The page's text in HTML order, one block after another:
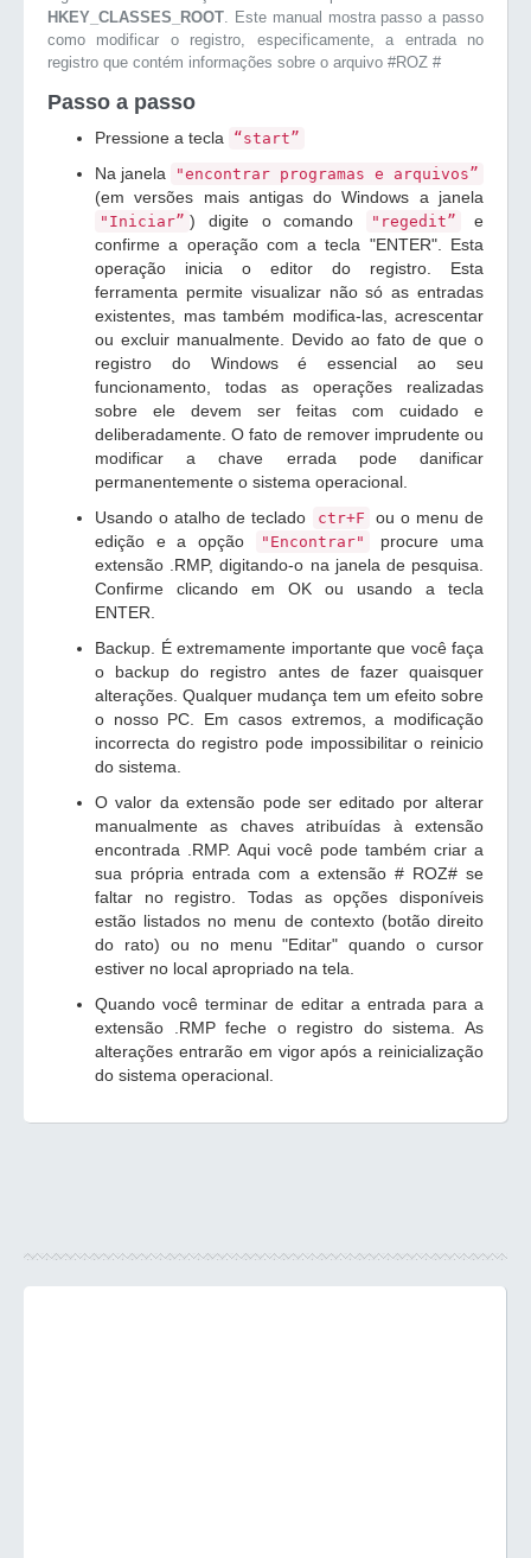
HKEY_CLASSES_ROOT. Este manual mostra passo a passo
como modificar o registro, especificamente, a entrada no
registro que contém informações sobre o arquivo #ROZ #
Passo a passo
Pressione a tecla “start”
Na janela "encontrar programas e arquivos”
(em versões mais antigas do Windows a janela
"Iniciar” ) digite o comando "regedit”
e
confirme a operação com a tecla "ENTER". Esta
operação inicia o editor do registro. Esta
ferramenta permite visualizar não só as entradas
existentes, mas também modifica-las, acrescentar
ou excluir manualmente. Devido ao fato de que o
registro do Windows é essencial ao seu
funcionamento, todas as operações realizadas
sobre ele devem ser feitas com cuidado e
deliberadamente. O fato de remover imprudente ou
modificar a chave errada pode danificar
permanentemente o sistema operacional.
Usando o atalho de teclado
ctr+F
ou o menu de
edição e a opção
"Encontrar"
procure uma
extensão .RMP, digitando-o na janela de pesquisa.
Confirme clicando em OK ou usando a tecla
ENTER.
Backup. É extremamente importante que você faça
o backup do registro antes de fazer quaisquer
alterações. Qualquer mudança tem um efeito sobre
o nosso PC. Em casos extremos, a modificação
incorrecta do registro pode impossibilitar o reinicio
do sistema.
O valor da extensão pode ser editado por alterar
manualmente as chaves atribuídas à extensão
encontrada .RMP. Aqui você pode também criar a
sua própria entrada com a extensão # ROZ# se
faltar no registro. Todas as opções disponíveis
estão listados no menu de contexto (botão direito
do rato) ou no menu "Editar" quando o cursor
estiver no local apropriado na tela.
Quando você terminar de editar a entrada para a
extensão .RMP feche o registro do sistema. As
alterações entrarão em vigor após a reinicialização
do sistema operacional.